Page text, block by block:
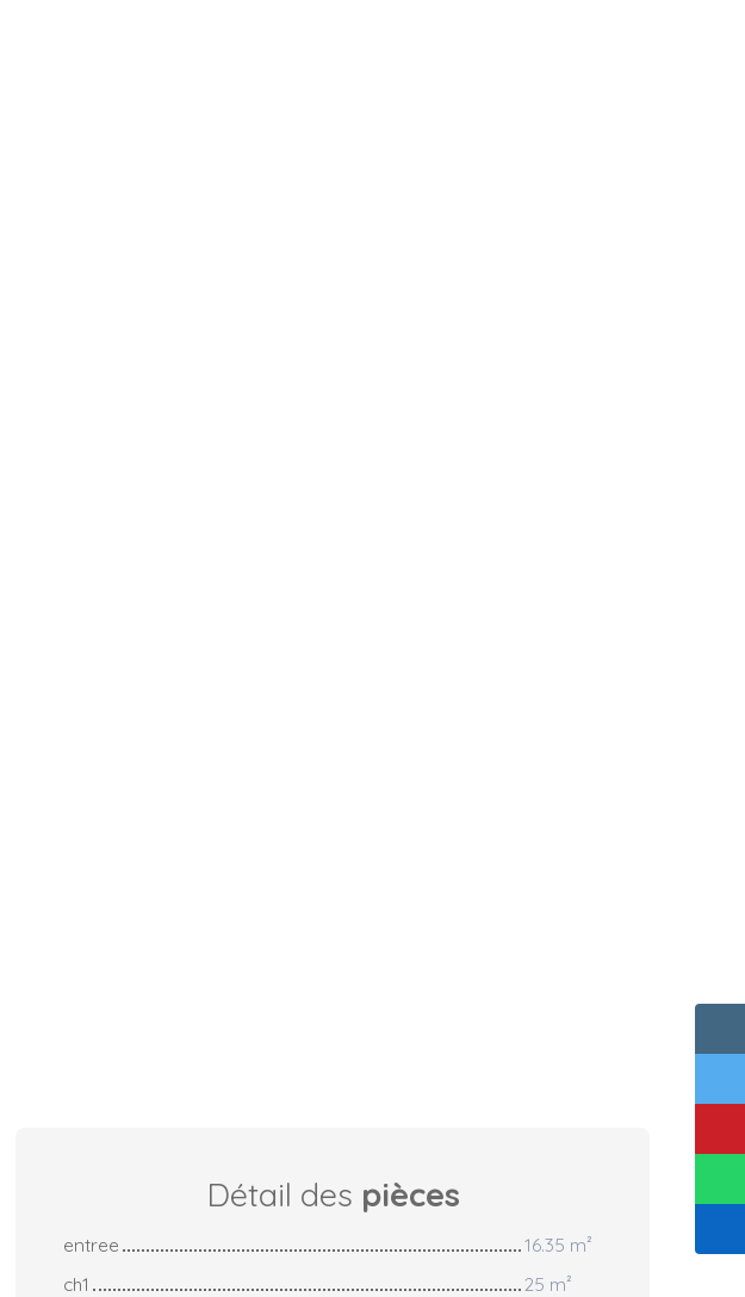
Détail des pièces
entree
16.35 m²
ch1
25 m²